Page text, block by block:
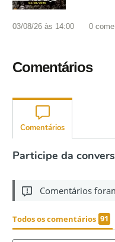
03/08/26 às 14:00 0
Comentários